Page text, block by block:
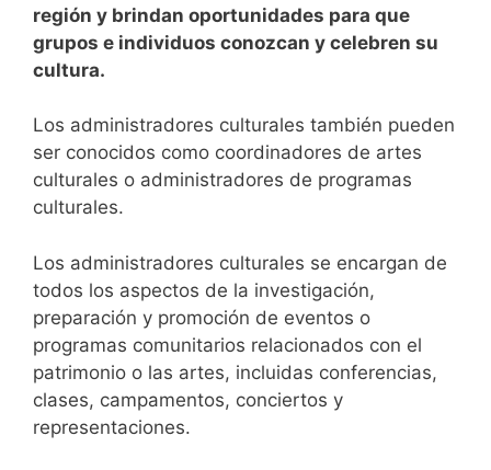
región y brindan oportunidades para que
grupos e individuos conozcan y celebren su
cultura.
Los administradores culturales también pueden
ser conocidos como coordinadores de artes
culturales o administradores de programas
culturales.
Los administradores culturales se encargan de
todos los aspectos de la investigación,
preparación y promoción de eventos o
programas comunitarios relacionados con el
patrimonio o las artes, incluidas conferencias,
clases, campamentos, conciertos y
representaciones.